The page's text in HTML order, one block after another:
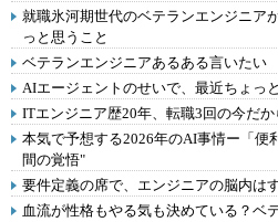
就職氷河期世代のベテランエンジニア
っと思うこと
ベテランエンジニアあるある言いたい
AIエージェントのせいで、最近ちょっ
ITエンジニア歴20年、転職3回の今だか
本気で予想する2026年のAI事情ー「便
間の覚悟"
要件定義の席で、エンジニアの脳内は
血流が性格もやる気も決めている？ベ